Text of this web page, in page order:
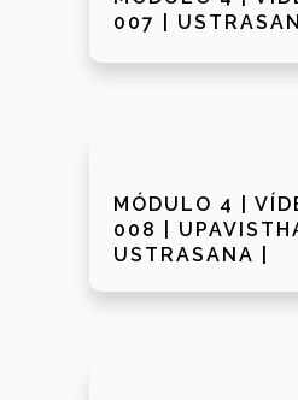
007 |
MÓDULO 4 |
008 |
USTRASANA |